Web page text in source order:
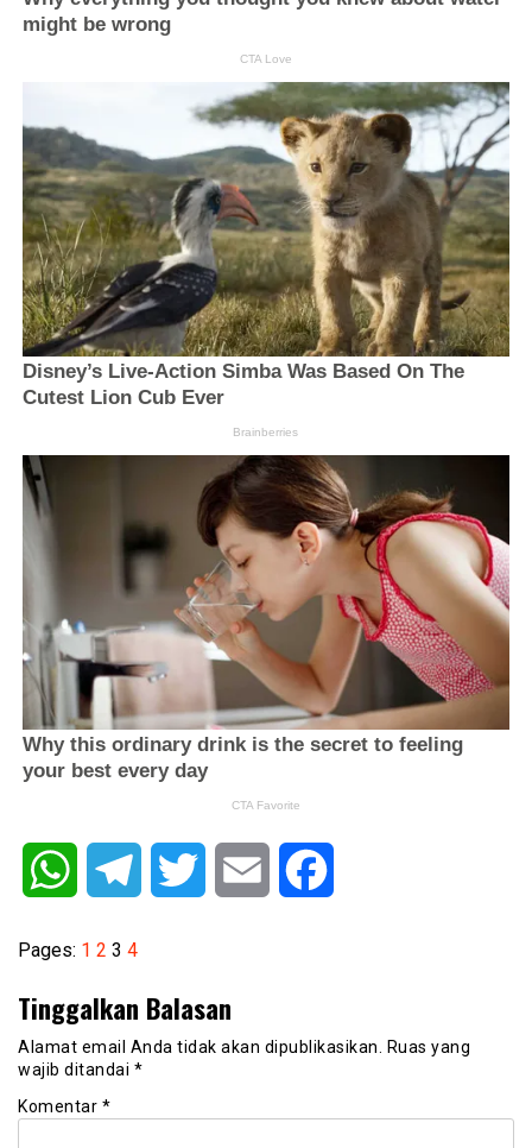
WhatsAppTelegram Twitter Email
Pages: 1 2 3 4
Tinggalkan Balasan
Alamat email Anda tidak akan dipublikasikan. Ruas yang
wajib ditandai *
Komentar *